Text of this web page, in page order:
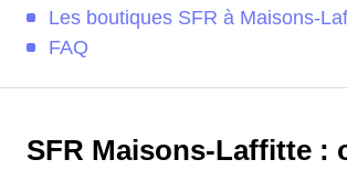
Les boutiques SFR à Maisons-
FAQ
SFR Maisons-Laffitte :